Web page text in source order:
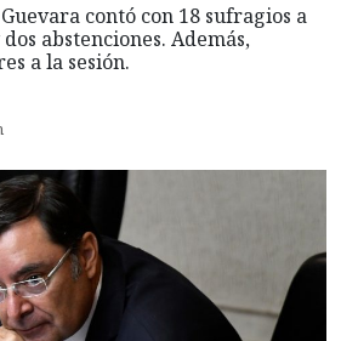
contó con 18 sufragios a
abstenciones. Además,
a la sesión.